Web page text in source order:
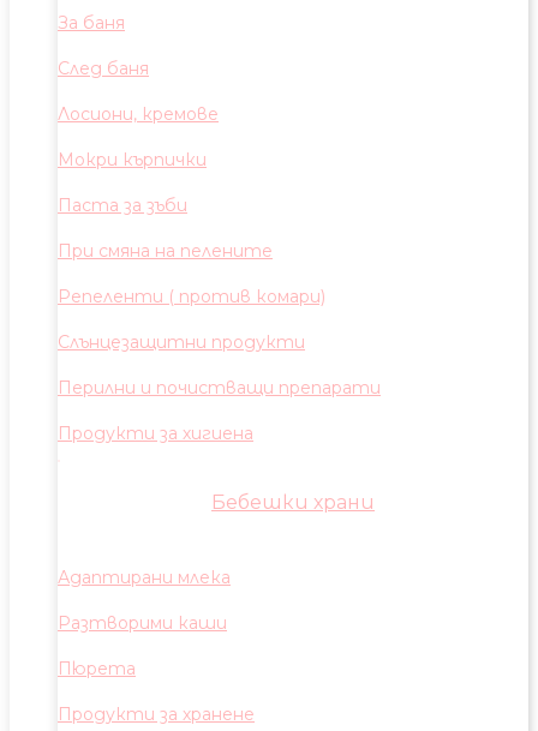
За баня
След баня
Лосиони, кремове
Мокри кърпички
Паста за зъби
При смяна на пелените
Репеленти ( против комари)
Слънцезащитни продукти
Перилни и почистващи препарати
Продукти за хигиена
Бебешки храни
Адаптирани млека
Разтворими каши
Пюрета
Продукти за хранене